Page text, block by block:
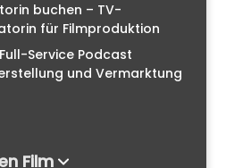
buchen – TV-
für Filmproduktion
Service Podcast
und Vermarktung
Film